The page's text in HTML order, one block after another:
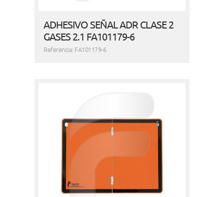
ADHESIVO SEÑAL ADR CLASE 2
GASES 2.1 FA101179-6
Referencia: FA101179-6